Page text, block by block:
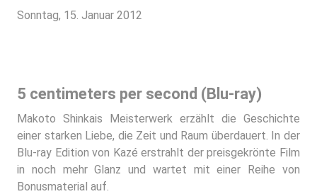
Sonntag, 15. Januar 2012
5 centimeters per second (Blu-ray)
Makoto Shinkais Meisterwerk erzählt die Geschichte
einer starken Liebe, die Zeit und Raum überdauert. In der
Blu-ray Edition von Kazé erstrahlt der preisgekrönte Film
in noch mehr Glanz und wartet mit einer Reihe von
Bonusmaterial auf.